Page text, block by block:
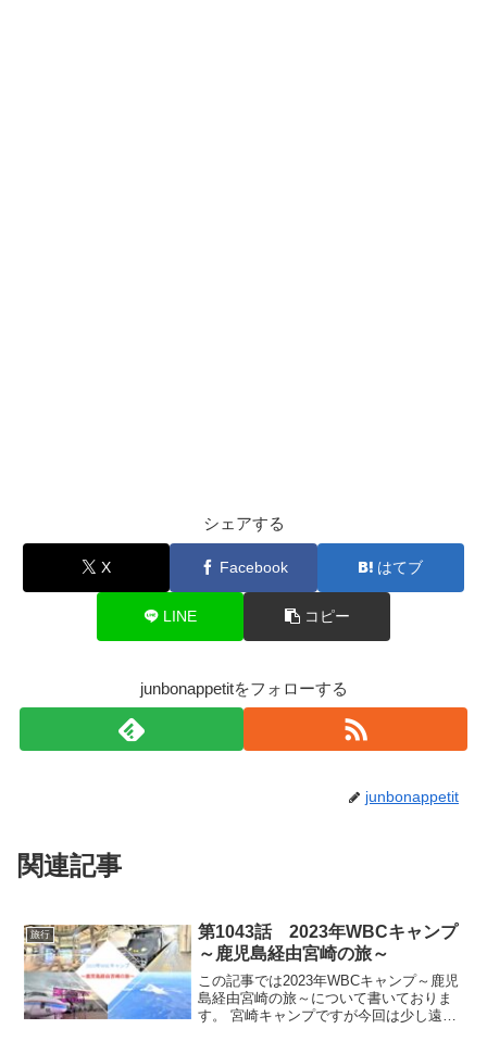
シェアする
X Facebook はてブ
LINE コピー
junbonappetitをフォローする
junbonappetit
関連記事
旅行
第1043話 2023年WBCキャンプ
～鹿児島経由宮崎の旅～
この記事では2023年WBCキャンプ～鹿児
島経由宮崎の旅～に ついて書いておりま
す。 宮崎キャンプですが今回は少し遠回